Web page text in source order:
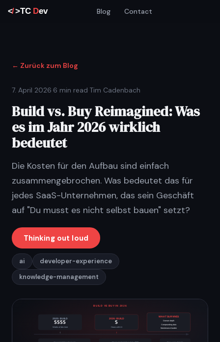
Blog Contact
← Zurück zum Blog
7. April 2026·6 min read·Tim Cadenbach
Build vs. Buy Reimagined: Was
es im Jahr 2026 wirklich
bedeutet
Die Kosten für den Aufbau sind einfach
zusammengebrochen. Was bedeutet das für
jedes SaaS-Unternehmen, das sein Geschäft
auf "Du musst es nicht selbst bauen" setzt?
Thinking out loud
ai
developer-experience
knowledge-management